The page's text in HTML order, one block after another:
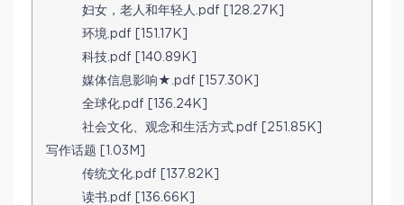
妇女，老人和年轻人.pdf [128.27K]
环境.pdf [151.17K]
科技.pdf [140.89K]
媒体信息影响★.pdf [157.30K]
全球化.pdf [136.24K]
社会文化、观念和生活方式.pdf [251.85K]
写作话题 [1.03M]
传统文化.pdf [137.82K]
读书.pdf [136.66K]